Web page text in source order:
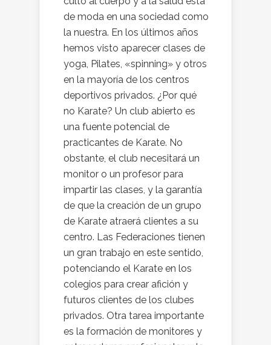
de moda en una sociedad como
la nuestra. En los últimos años
hemos visto aparecer clases de
yoga, Pilates, «spinning» y otros
en la mayoría de los centros
deportivos privados. ¿Por qué
no Karate? Un club abierto es
una fuente potencial de
practicantes de Karate. No
obstante, el club necesitará un
monitor o un profesor para
impartir las clases, y la garantía
de que la creación de un grupo
de Karate atraerá clientes a su
centro. Las Federaciones tienen
un gran trabajo en este sentido,
potenciando el Karate en los
colegios para crear afición y
futuros clientes de los clubes
privados. Otra tarea importante
es la formación de monitores y